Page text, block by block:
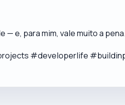
e, para mim, vale muito a
#developerlife